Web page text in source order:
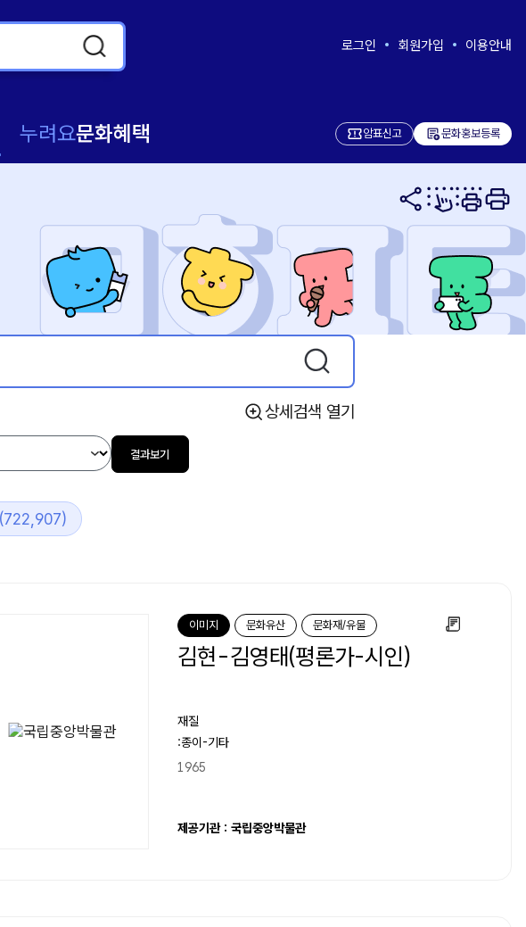
로그인 회원가입 이용안내
누려요문화혜택 암표신고 add_notes문화홍보등록
상세검색 열기
결과보기
이미지 문화유산 문화재/유물
김현-김영태(평론가-시인)
재질
:종이-기타
1965
제공기관 : 국립중앙박물관